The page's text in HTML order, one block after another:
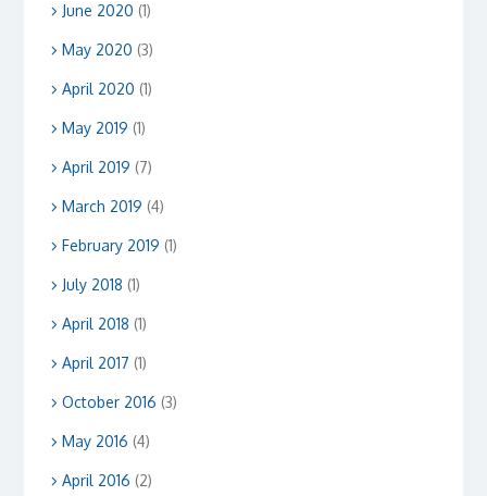
June 2020 (1)
May 2020 (3)
April 2020 (1)
May 2019 (1)
April 2019 (7)
March 2019 (4)
February 2019 (1)
July 2018 (1)
April 2018 (1)
April 2017 (1)
October 2016 (3)
May 2016 (4)
April 2016 (2)